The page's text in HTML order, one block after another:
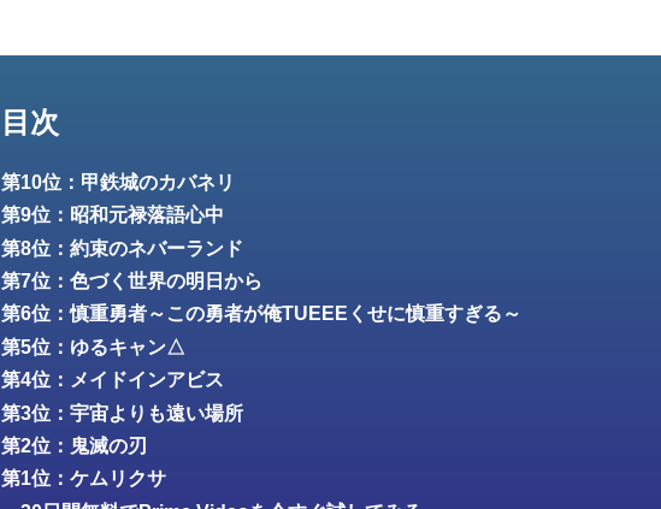
目次
第10位：甲鉄城のカバネリ
第9位：昭和元禄落語心中
第8位：約束のネバーランド
第7位：色づく世界の明日から
第6位：慎重勇者～この勇者が俺TUEEEくせに慎重すぎる～
第5位：ゆるキャン△
第4位：メイドインアビス
第3位：宇宙よりも遠い場所
第2位：鬼滅の刃
第1位：ケムリクサ